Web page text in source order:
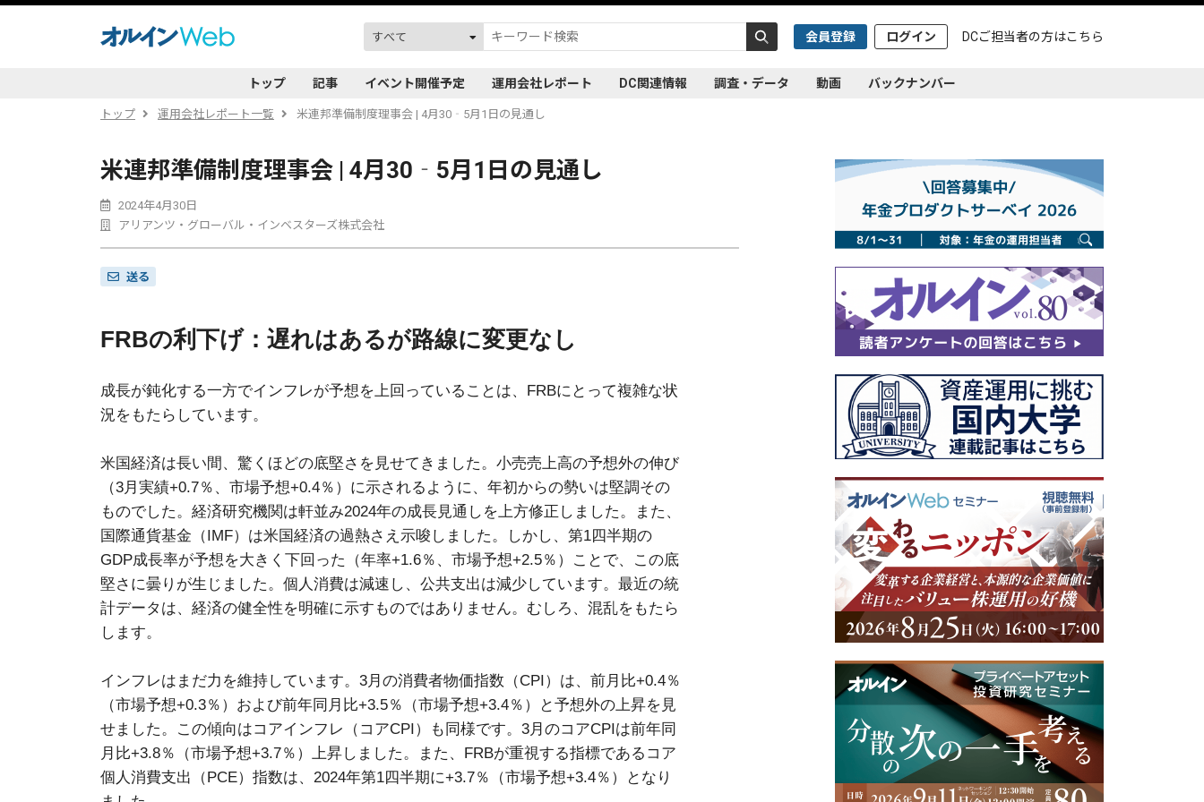
会員登録 ログイン DCご担当者の方はこちら
トップ 記事 イベント開催予定 運用会社レポート DC関連情報 調査・データ 動画 バックナンバー
トップ 運用会社レポート一覧 米連邦準備制度理事会 | 4月30‐5月1日の見通し
米連邦準備制度理事会 | 4月30‐5月1日の見通し
2024年4月30日
アリアンツ・グローバル・インベスターズ株式会社
送る
FRBの利下げ：遅れはあるが路線に変更なし
成長が鈍化する一方でインフレが予想を上回っていることは、FRBにとって複雑な状
況をもたらしています。
米国経済は長い間、驚くほどの底堅さを見せてきました。小売売上高の予想外の伸び
（3月実績+0.7％、市場予想+0.4％）に示されるように、年初からの勢いは堅調その
ものでした。経済研究機関は軒並み2024年の成長見通しを上方修正しました。また、
国際通貨基金（IMF）は米国経済の過熱さえ示唆しました。しかし、第1四半期の
GDP成長率が予想を大きく下回った（年率+1.6％、市場予想+2.5％）ことで、この底
堅さに曇りが生じました。個人消費は減速し、公共支出は減少しています。最近の統
計データは、経済の健全性を明確に示すものではありません。むしろ、混乱をもたら
します。
インフレはまだ力を維持しています。3月の消費者物価指数（CPI）は、前月比+0.4％
（市場予想+0.3％）および前年同月比+3.5％（市場予想+3.4％）と予想外の上昇を見
せました。この傾向はコアインフレ（コアCPI）も同様です。3月のコアCPIは前年同
月比+3.8％（市場予想+3.7％）上昇しました。また、FRBが重視する指標であるコア
個人消費支出（PCE）指数は、2024年第1四半期に+3.7％（市場予想+3.4％）となり